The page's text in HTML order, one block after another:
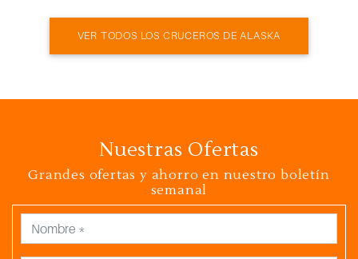
VER TODOS LOS CRUCEROS DE ALASKA
Nuestras Ofertas
Grandes ofertas y ahorro en nuestro boletín
semanal